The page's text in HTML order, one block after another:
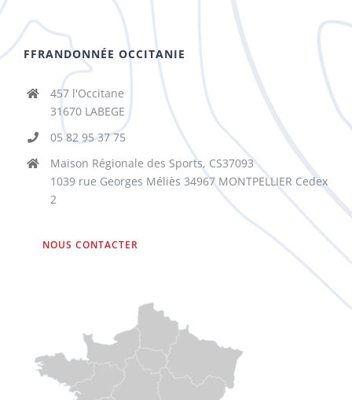
FFRANDONNÉE OCCITANIE
457 l'Occitane
31670 LABEGE
05 82 95 37 75
Maison Régionale des Sports, CS37093
1039 rue Georges Méliès 34967 MONTPELLIER Cedex
2
NOUS CONTACTER